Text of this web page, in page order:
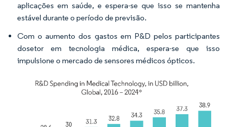
aplicações em saúde, e espera-se que isso se mantenha
estável durante o período de previsão.
Com o aumento dos gastos em P&D pelos participantes
dosetor em tecnologia médica, espera-se que isso
impulsione o mercado de sensores médicos ópticos.